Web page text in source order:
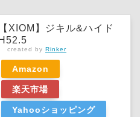
【XIOM】ジキル&ハイド
H52.5
created by Rinker
Amazon
楽天市場
Yahooショッピング